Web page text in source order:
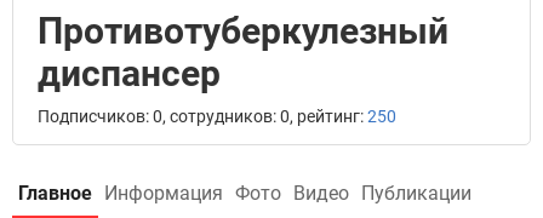
Противотуберкулезный
диспансер
Подписчиков: 0, сотрудников: 0, рейтинг:250
Главное Информация Фото Видео Публикации